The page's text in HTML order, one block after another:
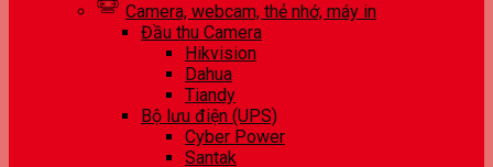
Camera, webcam, thẻ nhớ, máy in
Đầu thu Camera
Hikvision
Dahua
Tiandy
Bộ lưu điện (UPS)
Cyber Power
Santak